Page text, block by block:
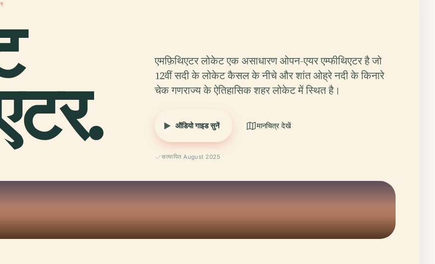
एमफ़िथिएटर लोकेट एक असाधारण ओपन-एयर एम्फीथिएटर है जो
12वीं सदी के लोकेट कैसल के नीचे और शांत ओह्रे नदी के किनारे
चेक गणराज्य के ऐतिहासिक शहर लोकेट में स्थित है।
ऑडियो गाइड सुनें मानचित्र देखें
सत्यापित August 2025